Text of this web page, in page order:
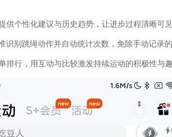
供个性化建议与历史趋势，让进步过程清晰可见
识别跳绳动作并自动统计次数，免除手动记录的
排行，用互动与比较激发持续运动的积极性与趣